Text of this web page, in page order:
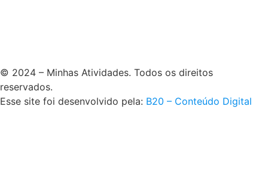
© 2024 – Minhas Atividades. Todos os direitos
reservados.
Esse site foi desenvolvido pela: B20 – Conteúdo Digital